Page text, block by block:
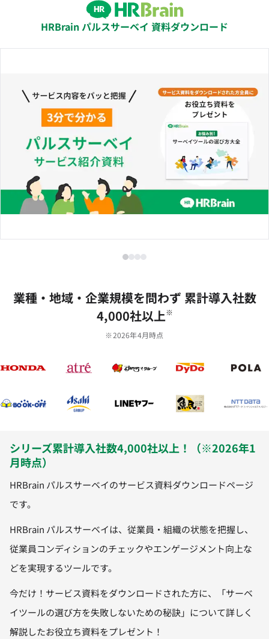
HRBrain パルスサーベイ 資料ダウンロード
業種‧地域‧企業規模を問わず 累計導⼊社数
4,000社以上※
※2026年4月時点
シリーズ累計導入社数4,000社以上！（※2026年1
月時点）
HRBrain パルスサーベイのサービス資料ダウンロードページ
です。
HRBrain パルスサーベイは、従業員・組織の状態を把握し、
従業員コンディションのチェックやエンゲージメント向上な
どを実現するツールです。
今だけ！サービス資料をダウンロードされた方に、「サーベ
イツールの選び方を失敗しないための秘訣」について詳しく
解説したお役立ち資料をプレゼント！